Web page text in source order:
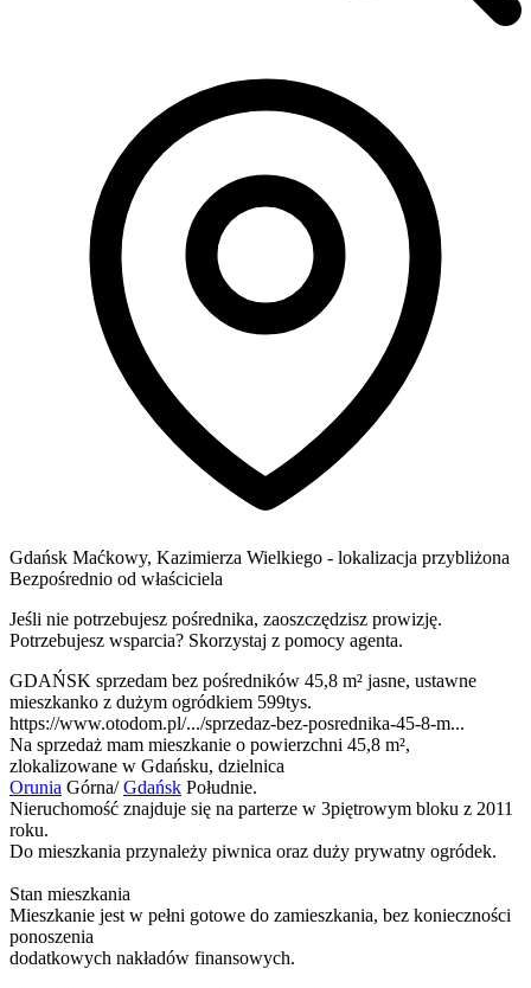
Gdańsk Maćkowy, Kazimierza Wielkiego - lokalizacja przybliżona
Bezpośrednio od właściciela
Jeśli nie potrzebujesz pośrednika, zaoszczędzisz prowizję.
Potrzebujesz wsparcia? Skorzystaj z pomocy agenta.
GDAŃSK sprzedam bez pośredników 45,8 m² jasne, ustawne
mieszkanko z dużym ogródkiem 599tys.
https://www.otodom.pl/.../sprzedaz-bez-posrednika-45-8-m...
Na sprzedaż mam mieszkanie o powierzchni 45,8 m²,
zlokalizowane w Gdańsku, dzielnica
Orunia Górna/Gdańsk Południe.
Nieruchomość znajduje się na parterze w 3piętrowym bloku z 2011
roku.
Do mieszkania przynależy piwnica oraz duży prywatny ogródek.
Stan mieszkania
Mieszkanie jest w pełni gotowe do zamieszkania, bez konieczności
ponoszenia
dodatkowych nakładów finansowych.